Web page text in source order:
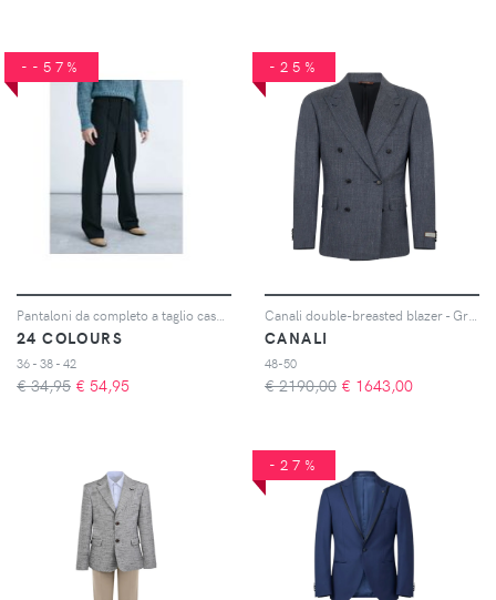
--57%
24 COLOURS
36 - 38 - 42
€ 34,95 € 54,95
-25%
CANALI
48-50
€ 2190,00 € 1643,00
-27%